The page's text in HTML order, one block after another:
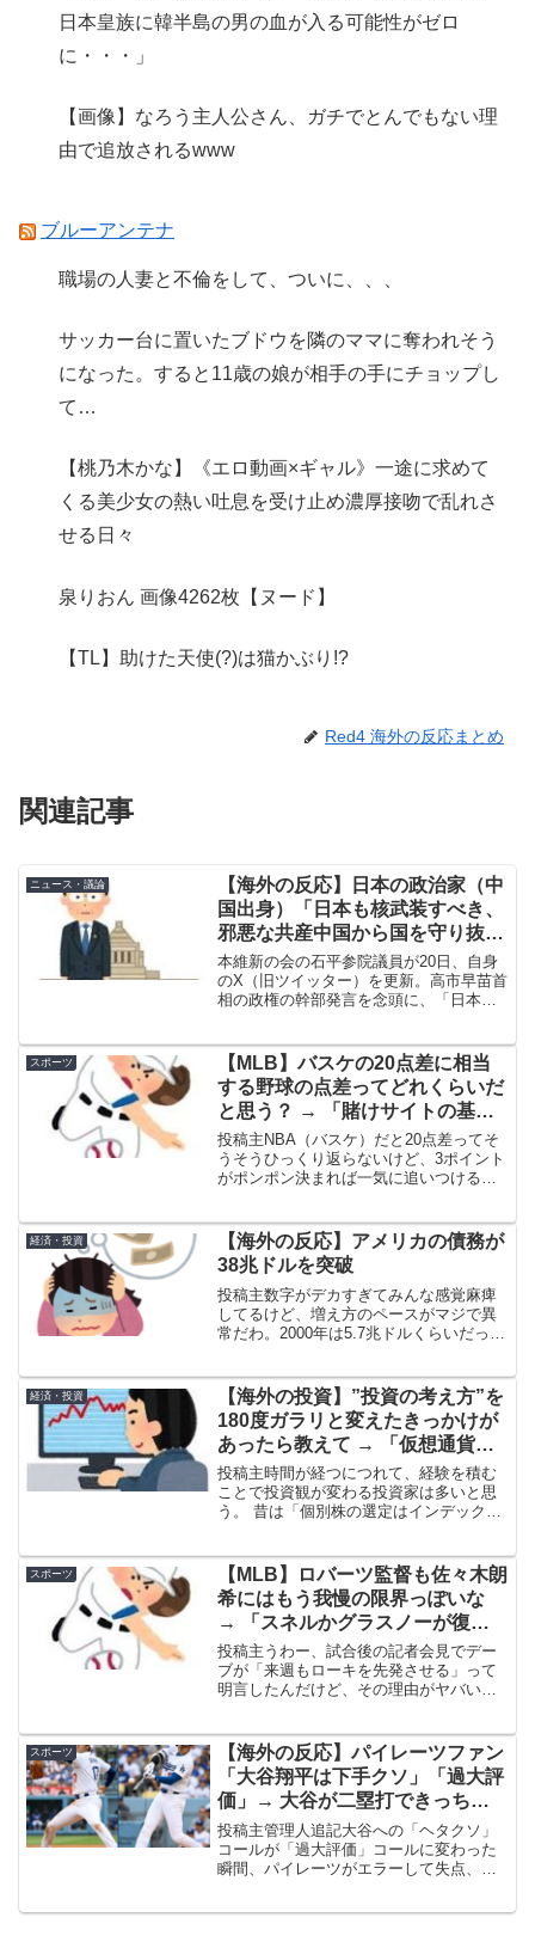
日本皇族に韓半島の男の血が入る可能性がゼロ
に・・・」
【画像】なろう主人公さん、ガチでとんでもない理
由で追放されるwww
ブルーアンテナ
職場の人妻と不倫をして、ついに、、、
サッカー台に置いたブドウを隣のママに奪われそう
になった。すると11歳の娘が相手の手にチョップし
て…
【桃乃木かな】《エロ動画×ギャル》一途に求めて
くる美少女の熱い吐息を受け止め濃厚接吻で乱れさ
せる日々
泉りおん 画像4262枚【ヌード】
【TL】助けた天使(?)は猫かぶり!?
Red4 海外の反応まとめ
関連記事
ニュース・議論
【海外の反応】日本の政治家（中
国出身）「日本も核武装すべき、
邪悪な共産中国から国を守り抜か
なきゃならん」
本維新の会の石平参院議員が20日、自身
のX（旧ツイッター）を更新。高市早苗首
相の政権の幹部発言を念頭に、「日本は
邸幹部が18日、オフレコを前提とした非
公式取材で、核保有は...
スポーツ
【MLB】バスケの20点差に相当
する野球の点差ってどれくらいだ
と思う？ → 「賭けサイトの基準
では5点差くらいとなりそう」
「野球は時間が決まってないから
単純には比較できないな」
投稿主NBA（バスケ）だと20点差ってそ
うそうひっくり返らないけど、3ポイント
がポンポン決まれば一気に追いつける点
NBAの20点リードは、野球だと何点差く
らいに相...
経済・投資
【海外の反応】アメリカの債務が
38兆ドルを突破
投稿主数字がデカすぎてみんな感覚麻痺
してるけど、増え方のペースがマジで異
常だわ。2000年は5.7兆ドルくらいだった
た数年で30兆ドルの大台突破。 今は
100...
経済・投資
【海外の投資】”投資の考え方”を
180度ガラリと変えたきっかけが
あったら教えて → 「仮想通貨の
大暴落を見てインデックスが最強
と思い直したわ」「失っても痛く
ない金額でリスクをとるのはアリ
投稿主時間が経つにつれて、経験を積む
ことで投資観が変わる投資家は多いと思
う。 昔は「個別株の選定はインデックス
り、「配当金がすべて」と考えていた
り、あるいは「市場のタイ...
スポーツ
【MLB】ロバーツ監督も佐々木朗
希にはもう我慢の限界っぽいな
→ 「スネルかグラスノーが復帰
したら真っ先にローテから外され
そう」「朗希にはめちゃくちゃ期
待してたから悲しいわ……」
投稿主うわー、試合後の記者会見でデー
ブが「来週もローキを先発させる」って
明言したんだけど、その理由がヤバい。
肢がないからね」だってさ。これマジで
言葉の裏を返せば「他にま...
スポーツ
【海外の反応】パイレーツファン
「大谷翔平は下手クソ」「過大評
価」→ 大谷が二塁打できっちり
回答ｗ
投稿主管理人追記大谷への「ヘタクソ」
コールが「過大評価」コールに変わった
瞬間、パイレーツがエラーして失点、さ